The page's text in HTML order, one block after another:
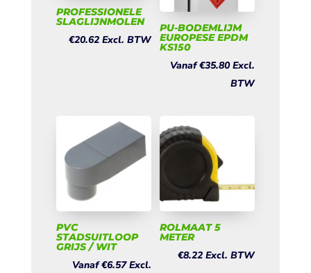
PROFESSIONELE
SLAGLIJNMOLEN
€20.62 Excl. BTW
PU-BODEMLIJM
EUROPESE EPDM
KS150
Vanaf€35.80 Excl.
BTW
PVC
STADSUITLOOP
GRIJS / WIT
Vanaf€6.57 Excl.
ROLMAAT 5
METER
€8.22 Excl. BTW